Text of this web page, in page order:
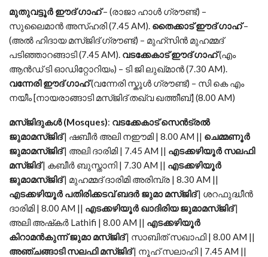
മുതുവട്ടൂർ ഈദ് ഗാഹ്– (രാജാ ഹാൾ ഗ്രൗണ്ട്) –
സുലൈമാൻ അസ്ഹരി (7.45 AM). തൈക്കാട് ഈദ് ഗാഹ്–
(അൽ ഹിദായ മസ്ജിദ് ഗ്രൗണ്ട്) – മുഹ്സിൻ മുഹമ്മദ്‌
പടിഞ്ഞാറങ്ങാടി (7.45 AM). വടക്കേകാട് ഈദ് ഗാഹ്(എം
ആൻഡ് ടി ഓഡിറ്റോറിയം) – ടി ജി ലുഖ്മാൻ (7.30 AM).
വന്നേരി ഈദ് ഗാഹ്(വന്നേരി സ്കൂൾ ഗ്രൗണ്ട്) – സി കെ എം
നയീം [നായരാങ്ങാടി മസ്ജിദ് തഖ്‌വ ഖത്തീബ്] (8.00 AM)
മസ്ജിദുകൾ (Mosques): വടക്കേകാട് സെൻട്രൽ
ജുമാമസ്ജിദ്| ഷബീർ അലി നഈമി | 8.00 AM || ചെമ്മണൂർ
ജുമാമസ്ജിദ്| അലി ദാരിമി | 7.45 AM || എടക്കഴിയൂർ സലഫി
മസ്ജിദ്| കബീർ ബുസ്താനി | 7.30 AM || എടക്കഴിയൂർ
ജുമാമസ്ജിദ്| മുഹമ്മദ് ദാരിമി അരിമ്പ്ര | 8.30 AM ||
എടക്കഴിയൂർ പതിരിക്കടവ് ബദർ ജുമാ മസ്ജിദ്| ശറഫുദ്ധീൻ
ദാരിമി | 8.00 AM || എടക്കഴിയൂർ ഖാദിരിയ ജുമാമസ്ജിദ്|
അലി അഷ്‌കർ Lathifi | 8.00 AM || എടക്കഴിയൂർ
കിറാമൻകുന്ന് ജുമാ മസ്ജിദ്| സാബിത് സഖാഫി | 8.00 AM ||
അഞ്ചങ്ങാടി സലഫി മസ്ജിദ്| നൂഹ് സലാഹി | 7.45 AM ||